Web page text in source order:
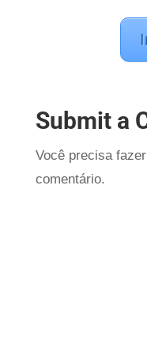
Submit a
Você precisa
comentário.